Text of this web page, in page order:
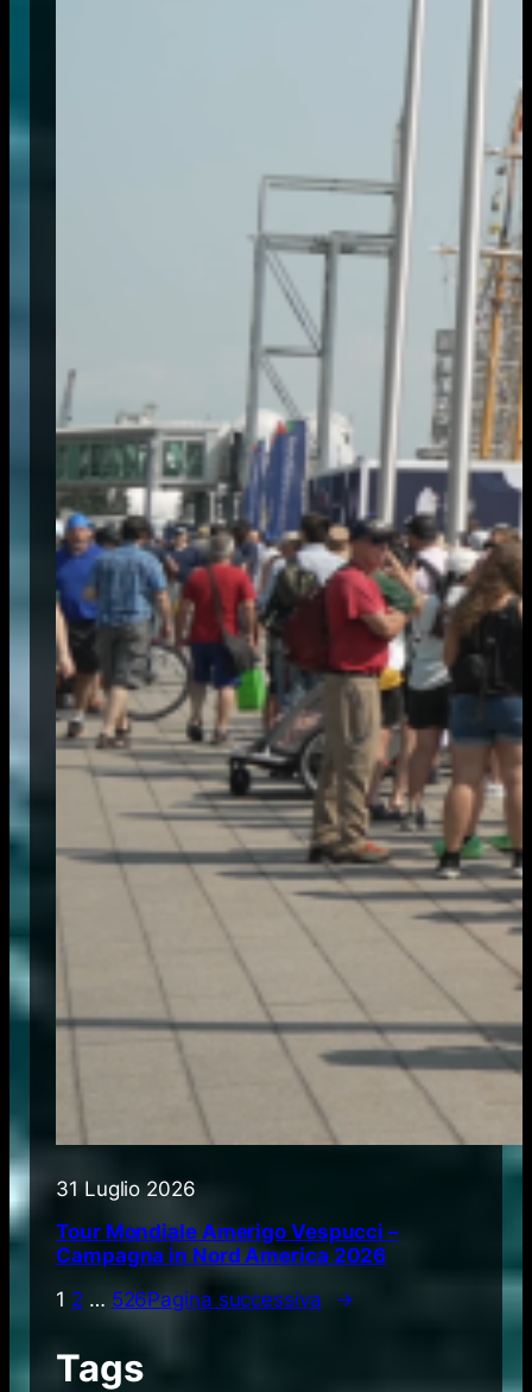
31 Luglio 2026
Tour Mondiale Amerigo Vespucci –
Campagna in Nord America 2026
1 2 … 526Pagina successiva →
Tags